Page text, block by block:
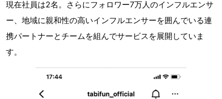
現在社員は2名。さらにフォロワー7万人のインフルエンサ
ー、地域に親和性の高いインフルエンサーを囲んでいる連
携パートナーとチームを組んでサービスを展開していま
す。